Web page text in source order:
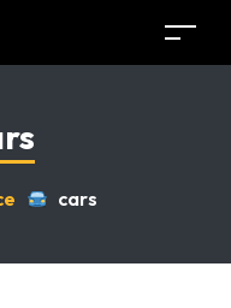
cars